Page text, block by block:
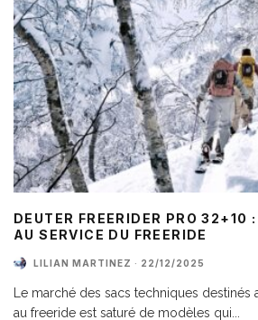
DEUTER FREERIDER PRO 32+10
AU SERVICE DU FREERIDE
LILIAN MARTINEZ · 22/12/2025
Le marché des sacs techniques
au freeride est saturé de modèles qui